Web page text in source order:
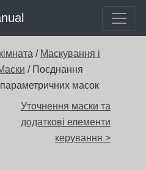
/ Маскування і
/ Поєднання
масок
Уточнення маски та
додаткові елементи
керування >